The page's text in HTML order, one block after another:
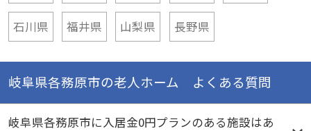
石川県 福井県 山梨県 長野県
岐阜県各務原市の老人ホーム よくある質問
岐阜県各務原市に入居金0円プランのある施設はあ